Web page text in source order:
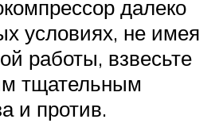
далеко
условиях, не имея
работы, взвесьте
тщательным
и против.